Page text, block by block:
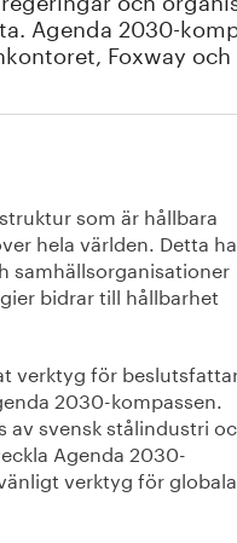
Agenda 2030-
Foxway
som är hållbara
hela världen. Detta
samhällsorganisationer
bidrar till hållbarhet
verktyg för
2030-kompassen.
av svensk stålindustri
Agenda 2030-
verktyg för globala